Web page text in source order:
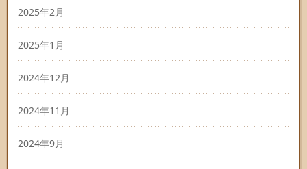
2025年2月
2025年1月
2024年12月
2024年11月
2024年9月